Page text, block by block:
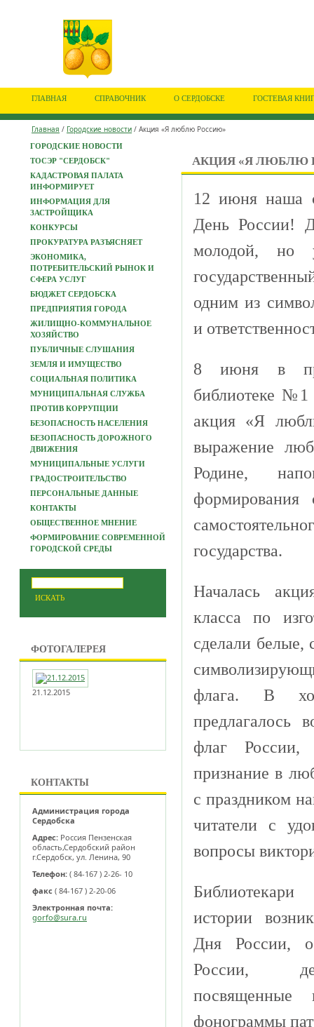
ГЛАВНАЯ СПРАВОЧНИК О СЕРДОБСКЕ ГОСТЕВАЯ
Главная / Городские новости / Акция «Я люблю Россию»
АКЦИЯ «Я ЛЮБЛЮ
12июня наша
День России!
молодой,но
одним из
и
8июня в
библиотеке №
акция «Я
выражение
Родине,
формирования
государства.
Началась
класса по
сделали
флага. В
предлагалось
флаг России,
признание в
с праздником
читатели с
вопросы
истории
Дня России, о
России,
посвященные
фонограммы
ГОРОДСКИЕ НОВОСТИ
ТОСЭР "СЕРДОБСК"
КАДАСТРОВАЯ ПАЛАТА
ИНФОРМИРУЕТ
ИНФОРМАЦИЯ ДЛЯ
ЗАСТРОЙЩИКА
КОНКУРСЫ
ПРОКУРАТУРА РАЗЪЯСНЯЕТ
ЭКОНОМИКА,
ПОТРЕБИТЕЛЬСКИЙ РЫНОК И
СФЕРА УСЛУГ
БЮДЖЕТ СЕРДОБСКА
ПРЕДПРИЯТИЯ ГОРОДА
ЖИЛИЩНО-КОММУНАЛЬНОЕ
ХОЗЯЙСТВО
ПУБЛИЧНЫЕ СЛУШАНИЯ
ЗЕМЛЯ И ИМУЩЕСТВО
СОЦИАЛЬНАЯ ПОЛИТИКА
МУНИЦИПАЛЬНАЯ СЛУЖБА
ПРОТИВ КОРРУПЦИИ
БЕЗОПАСНОСТЬ НАСЕЛЕНИЯ
БЕЗОПАСНОСТЬ ДОРОЖНОГО
ДВИЖЕНИЯ
МУНИЦИПАЛЬНЫЕ УСЛУГИ
ГРАДОСТРОИТЕЛЬСТВО
ПЕРСОНАЛЬНЫЕ ДАННЫЕ
КОНТАКТЫ
ОБЩЕСТВЕННОЕ МНЕНИЕ
ФОРМИРОВАНИЕ СОВРЕМЕННОЙ
ГОРОДСКОЙ СРЕДЫ
ФОТОГАЛЕРЕЯ
21.12.2015
КОНТАКТЫ
Администрация города
Сердобска
Адрес: Россия Пензенская
область,Сердобский район
г.Сердобск, ул. Ленина, 90
Телефон: ( 84-167 ) 2-26- 10
факс ( 84-167 ) 2-20-06
Электронная почта:
gorfo@sura.ru